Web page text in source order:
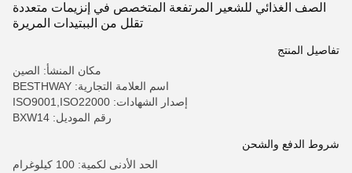
الصف الغذائي للشعير المرتفعة المتخصص في إنزيمات متعددة
تقلل من الببتيدات المريرة
تفاصيل المنتج
مكان المنشأ: الصين
اسم العلامة التجارية: BESTHWAY
إصدار الشهادات: ISO9001,ISO22000
رقم الموديل: BXW14
شروط الدفع والشحن
الحد الأدنى لكمية: 100 كيلوغرام